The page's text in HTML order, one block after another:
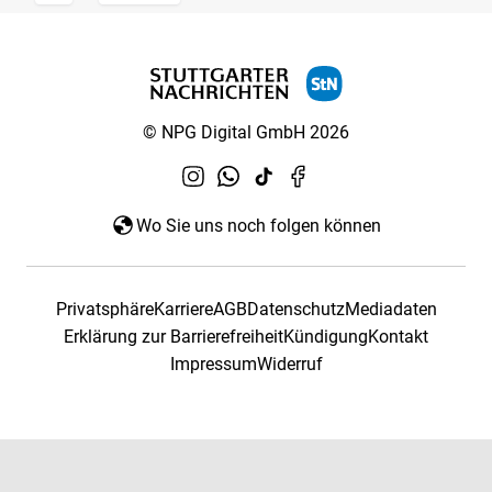
© NPG Digital GmbH 2026
Wo Sie uns noch folgen können
PrivatsphäreKarriereAGBDatenschutzMediadaten
Erklärung zur BarrierefreiheitKündigungKontakt
ImpressumWiderruf